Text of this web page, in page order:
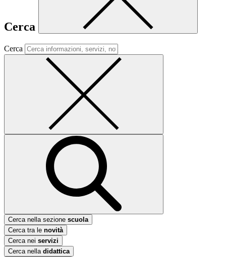
Cerca
Cerca
Cerca nella sezione scuola
Cerca tra le novità
Cerca nei servizi
Cerca nella didattica